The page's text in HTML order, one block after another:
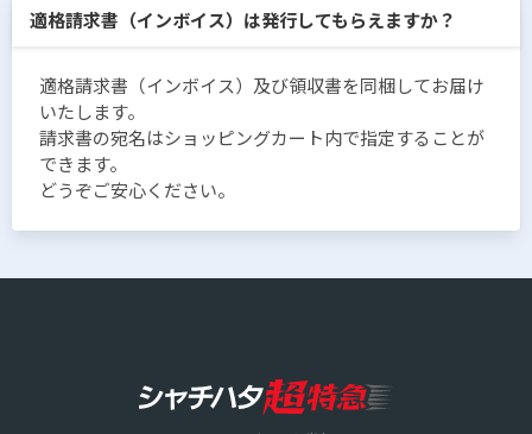
適格請求書（インボイス）は発行してもらえますか？
適格請求書（インボイス）及び領収書を同梱してお届け
いたします。
請求書の宛名はショッピングカート内で指定することが
できます。
どうぞご安心ください。